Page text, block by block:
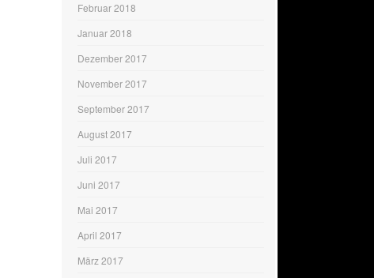
Februar 2018
Januar 2018
Dezember 2017
November 2017
September 2017
August 2017
Juli 2017
Juni 2017
Mai 2017
April 2017
März 2017